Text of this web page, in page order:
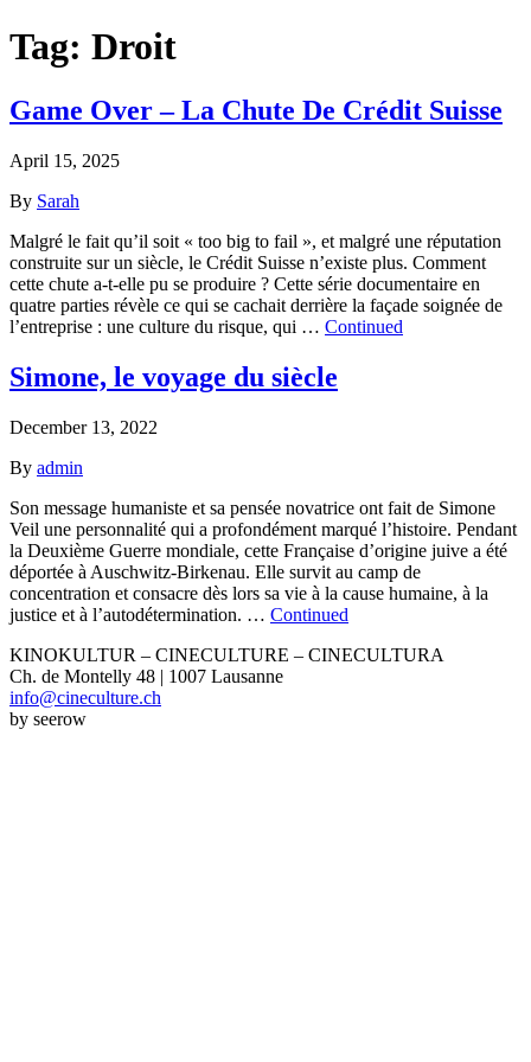
Tag: Droit
Game Over – La Chute De Crédit Suisse
April 15, 2025
By Sarah
Malgré le fait qu’il soit « too big to fail », et malgré une réputation
construite sur un siècle, le Crédit Suisse n’existe plus. Comment
cette chute a-t-elle pu se produire ? Cette série documentaire en
quatre parties révèle ce qui se cachait derrière la façade soignée de
l’entreprise : une culture du risque, qui … Continued
Simone, le voyage du siècle
December 13, 2022
By admin
Son message humaniste et sa pensée novatrice ont fait de Simone
Veil une personnalité qui a profondément marqué l’histoire. Pendant
la Deuxième Guerre mondiale, cette Française d’origine juive a été
déportée à Auschwitz-Birkenau. Elle survit au camp de
concentration et consacre dès lors sa vie à la cause humaine, à la
justice et à l’autodétermination. … Continued
KINOKULTUR – CINECULTURE – CINECULTURA
Ch. de Montelly 48 | 1007 Lausanne
info@cineculture.ch
by seerow